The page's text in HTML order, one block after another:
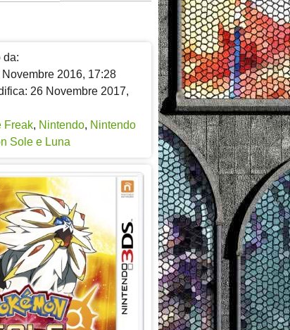
da:
Novembre 2016, 17:28
26 Novembre 2017,
Freak, Nintendo, Nintendo
Sole e Luna